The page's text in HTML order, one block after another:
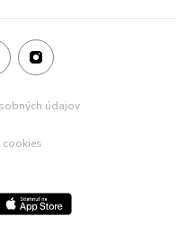
údajov
cookies